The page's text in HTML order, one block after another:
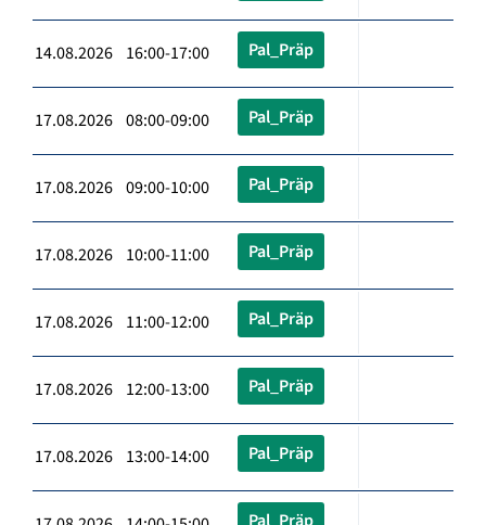
14.08.2026 16:00-17:00 Pal_Präp
17.08.2026 08:00-09:00 Pal_Präp
17.08.2026 09:00-10:00 Pal_Präp
17.08.2026 10:00-11:00 Pal_Präp
17.08.2026 11:00-12:00 Pal_Präp
17.08.2026 12:00-13:00 Pal_Präp
17.08.2026 13:00-14:00 Pal_Präp